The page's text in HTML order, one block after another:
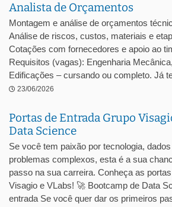
Analista de Orçamentos
Montagem e análise de orçamentos
Análise de riscos, custos, materiais e
Cotações com fornecedores e apoio ao
Requisitos (vagas): Engenharia
Edificações – cursando ou completo. Já
23/06/2026
Portas de Entrada Grupo
Data Science
Se você tem paixão por tecnologia,
problemas complexos, esta é a sua
passo na sua carreira. Conheça as
Visagio e VLabs! 🚀 Bootcamp de Data
entrada Se você quer dar os primeiros